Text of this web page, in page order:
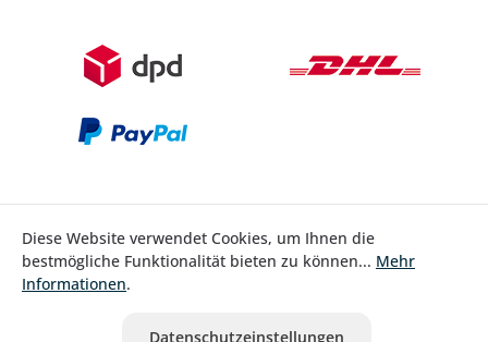
Bestellung widerrufen
Diese Website verwendet Cookies, um Ihnen die
bestmögliche Funktionalität bieten zu können... Mehr
Informationen.
Datenschutzeinstellungen